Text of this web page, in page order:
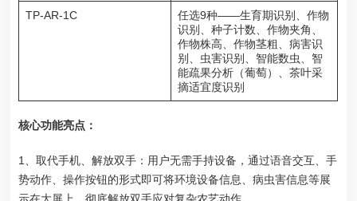
TP-AR-1C
任选9种——生育期识别、作物
识别、种子计数、作物夹角、
作物株高、作物茎粗、病害识
别、虫害识别、智能数虫、智
能疏果分析（葡萄）、茶叶采
摘适宜度识别
核心功能亮点：
1、取代手机、解放双手：用户无需手持设备，通过语音交互、手
势动作、操作按钮的形式即可将环境设备信息、病虫害信息等展